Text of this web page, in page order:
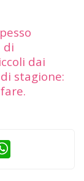
di
dai
stagione: